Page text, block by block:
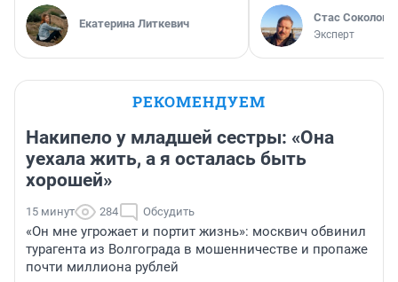
Екатерина Литкевич Стас Соколов
Эксперт
РЕКОМЕНДУЕМ
Накипело у младшей сестры: «Она
уехала жить, а я осталась быть
хорошей»
15 минут 284 Обсудить
«Он мне угрожает и портит жизнь»: москвич обвинил
турагента из Волгограда в мошенничестве и пропаже
почти миллиона рублей